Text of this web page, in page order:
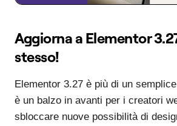
Aggiorna a Elementor
stesso!
Elementor 3.27 è più di un
è un balzo in avanti per i creatori
sbloccare nuove possibilità di